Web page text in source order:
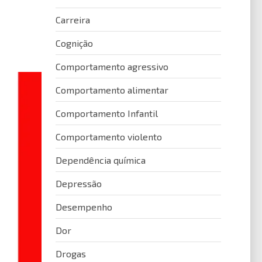
Carreira
Cognição
Comportamento agressivo
Comportamento alimentar
Comportamento Infantil
Comportamento violento
Dependência química
Depressão
Desempenho
Dor
Drogas